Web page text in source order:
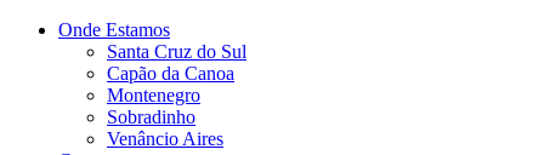
Onde Estamos
Santa Cruz do Sul
Capão da Canoa
Montenegro
Sobradinho
Venâncio Aires